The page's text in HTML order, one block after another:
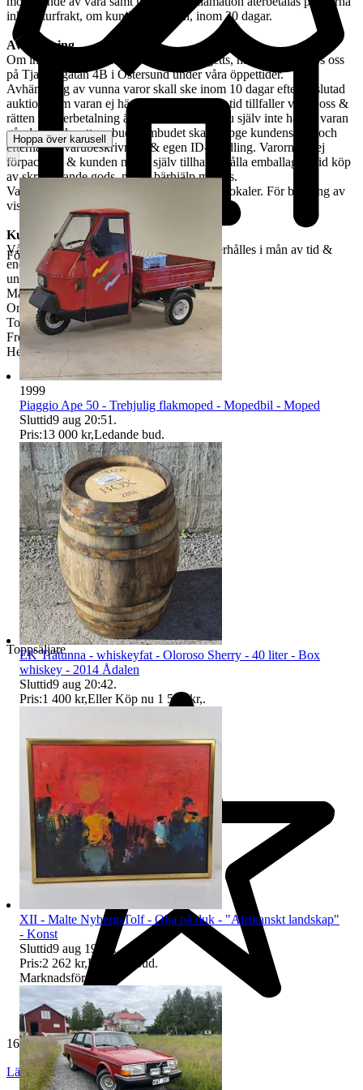
inkl. returfrakt, om kund betalat den, inom 30 dagar.
Avhämtning
Om ingen annan avhämtningsadress angetts, hämtas varan hos oss
på Tjalmargatan 4B i Östersund under våra öppettider.
Avhämtning av vunna varor skall ske inom 10 dagar efter avslutad
auktion. Om varan ej hämtas inom angiven tid tillfaller varan oss &
rätten till återbetalning är förbrukad. Kan Du själv inte hämta varan
går det skicka ett ombud. Ombudet skall uppge kundens för- och
efternamn, varubeskrivning & egen ID-handling. Varorna är ej
förpackade & kunden måste själv tillhandahålla emballage. Vid köp
av skrymmande gods, måste bärhjälp medtas.
Varorna finns att titta på vid begäran i våra lokaler. För bokning av
visning kontakta oss, se nedan.
Kundservice & Öppettider
Vår kundservice bedrivs via e-post. Svar erhålles i mån av tid &
endast
under våra öppettider.
Måndag-Tisdag: 12:00-16:30
Onsdag: 8:00-18:00
Torsdag: 12:00-16:30
Fredag: 10:00-15:00
Helgdagar & röda dagar STÄNGT
Företag
Toppsäljare
165 007 omdömen
Läs omdömen Följ
Hoppa över karusell
1999
Piaggio Ape 50 - Trehjulig flakmoped - Mopedbil - Moped
Sluttid9 aug 20:51 .
Pris:13 000 kr,Ledande bud.
EK Trätunna - whiskeyfat - Oloroso Sherry - 40 liter - Box
whiskey - 2014 Ådalen
Sluttid9 aug 20:42.
Pris:1 400 kr,Eller Köp nu 1 500 kr,.
XII - Malte Nyberg-Tolf - Olja på duk - "Afrikanskt landskap"
- Konst
Sluttid9 aug 19:00 .
Pris:2 262 kr,Ledande bud.
Marknadsförd